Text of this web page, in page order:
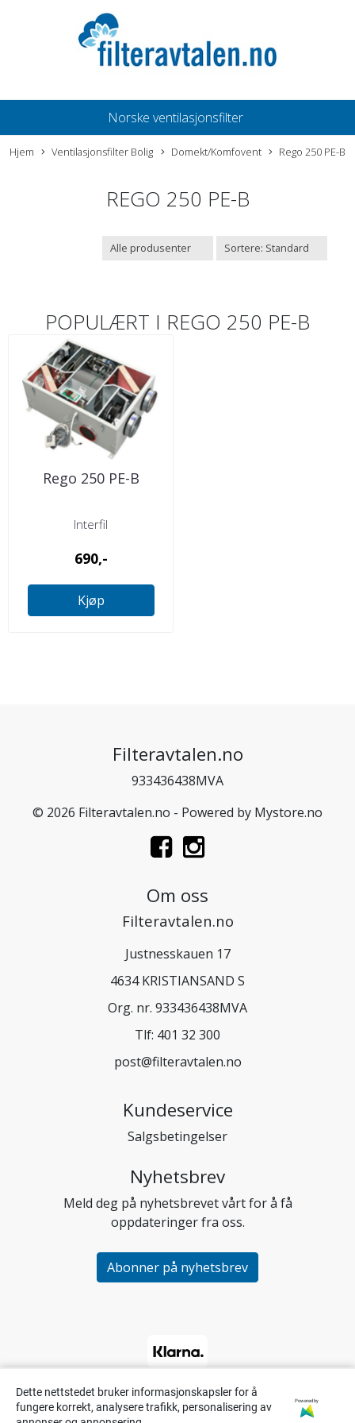
Norske ventilasjonsfilter
Hjem Ventilasjonsfilter Bolig Domekt/Komfovent Rego 250 PE-B
REGO 250 PE-B
POPULÆRT I REGO 250 PE-B
Rego 250 PE-B
Interfil
690,-
Kjøp
Filteravtalen.no
933436438MVA
© 2026 Filteravtalen.no - Powered by Mystore.no
Om oss
Filteravtalen.no
Justnesskauen 17
4634 KRISTIANSAND S
Org. nr. 933436438MVA
Tlf: 401 32 300
post@filteravtalen.no
Kundeservice
Salgsbetingelser
Nyhetsbrev
Meld deg på nyhetsbrevet vårt for å få
oppdateringer fra oss.
Abonner på nyhetsbrev
Dette nettstedet bruker informasjonskapsler for å
fungere korrekt, analysere trafikk, personalisering av
Powered by